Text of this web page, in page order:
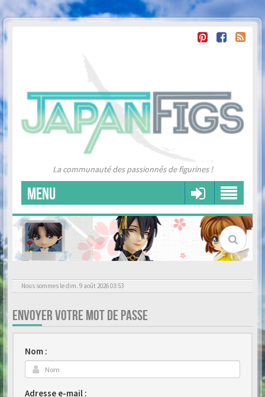
La communauté des passionnés de figurines !
MENU
Nous sommes le dim. 9 août 2026 03:53
ENVOYER VOTRE MOT DE PASSE
Nom :
Adresse e-mail :